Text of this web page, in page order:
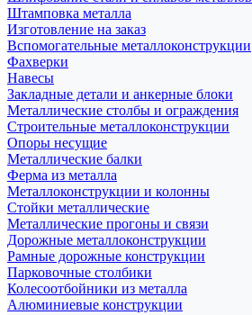
Штамповка металла
Изготовление на заказ
Вспомогательные металлоконструкции
Фахверки
Навесы
Закладные детали и анкерные блоки
Металлические столбы и ограждения
Строительные металлоконструкции
Опоры несущие
Металлические балки
Ферма из металла
Металлоконструкции и колонны
Стойки металлические
Металлические прогоны и связи
Дорожные металлоконструкции
Рамные дорожные конструкции
Парковочные столбики
Колесоотбойники из металла
Алюминиевые конструкции